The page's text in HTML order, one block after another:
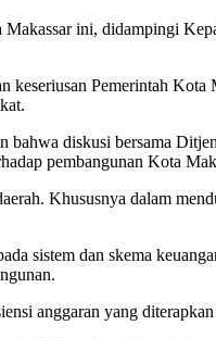
ini, didampingi
keseriusan Pemerintah
bahwa diskusi bersama
pembangunan Kota
Khususnya dalam
sistem dan skema
anggaran yang diterapkan